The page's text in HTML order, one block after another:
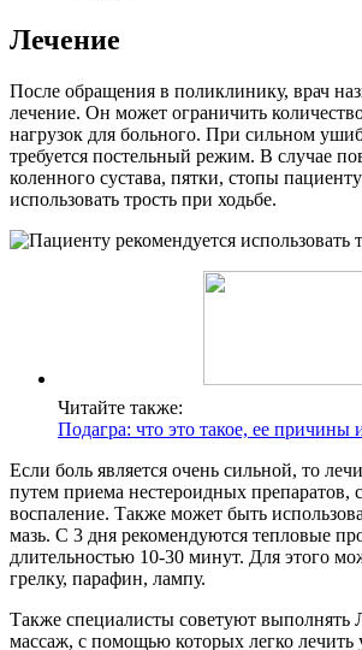
Лечение
После обращения в поликлинику, врач
лечение. Он может ограничить
нагрузок для больного. При сильном
требуется постельный режим. В случае
коленного сустава, пятки, стопы
использовать трость при ходьбе.
Читайте также:
Подагра: что это такое, ее причины
Если боль является очень сильной, то
путем приема нестероидных
воспаление. Также может быть
мазь. С 3 дня рекомендуются тепловые
длительностью 10-30 минут. Для этого
грелку, парафин, лампу.
Также специалисты советуют выполнять
массаж, с помощью которых легко